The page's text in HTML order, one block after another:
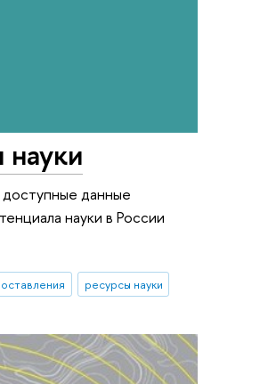
данные
науки в России
ресурсы науки